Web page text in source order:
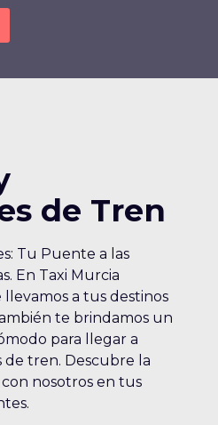
de Tren
Tu Puente a las
En Taxi Murcia
llevamos a tus destinos
te brindamos un
para llegar a
de tren. Descubre la
nosotros en tus